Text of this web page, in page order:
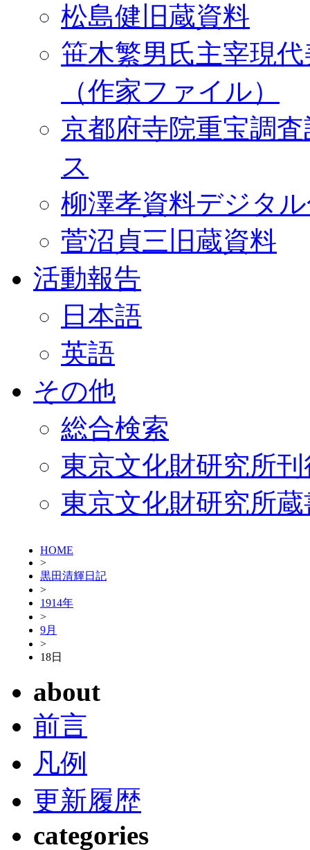
松島健旧蔵資料
笹木繁男氏主宰現
（作家ファイル）
京都府寺院重宝調
ス
柳澤孝資料デジタ
菅沼貞三旧蔵資料
活動報告
日本語
英語
その他
総合検索
東京文化財研究所
東京文化財研究所
HOME
>
黒田清輝日記
>
1914年
>
9月
>
18日
about
前言
凡例
更新履歴
categories